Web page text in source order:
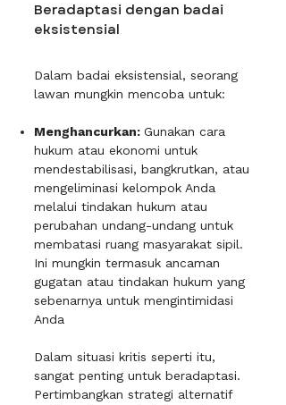
Beradaptasi dengan badai
eksistensial
Dalam badai eksistensial, seorang
lawan mungkin mencoba untuk:
Menghancurkan: Gunakan cara
hukum atau ekonomi untuk
mendestabilisasi, bangkrutkan, atau
mengeliminasi kelompok Anda
melalui tindakan hukum atau
perubahan undang-undang untuk
membatasi ruang masyarakat sipil.
Ini mungkin termasuk ancaman
gugatan atau tindakan hukum yang
sebenarnya untuk mengintimidasi
Anda
Dalam situasi kritis seperti itu,
sangat penting untuk beradaptasi.
Pertimbangkan strategi alternatif